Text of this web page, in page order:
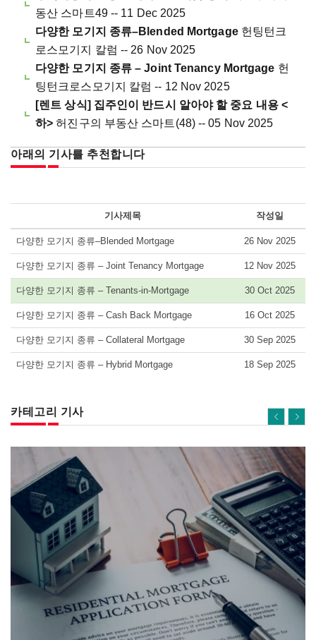
동산 스마트49 -- 11 Dec 2025
다양한 모기지 종류–Blended Mortgage헌팅턴크
로스모기지 칼럼 -- 26 Nov 2025
다양한 모기지 종류 – Joint Tenancy Mortgage 헌
팅턴크로스모기지 칼럼 -- 12 Nov 2025
[렌트 상식] 집주인이 반드시 알아야 할 중요 내용 <
하> 허진구의 부동산 스마트(48) -- 05 Nov 2025
아래의 기사를 추천합니다
기사제목 작성일
다양한 모기지 종류–Blended Mortgage 26 Nov 2025
다양한 모기지 종류 – Joint Tenancy Mortgage 12 Nov 2025
다양한 모기지 종류 – Tenants-in-Mortgage 30 Oct 2025
다양한 모기지 종류 – Cash Back Mortgage 16 Oct 2025
다양한 모기지 종류 – Collateral Mortgage 30 Sep 2025
다양한 모기지 종류 – Hybrid Mortgage 18 Sep 2025
카테고리 기사